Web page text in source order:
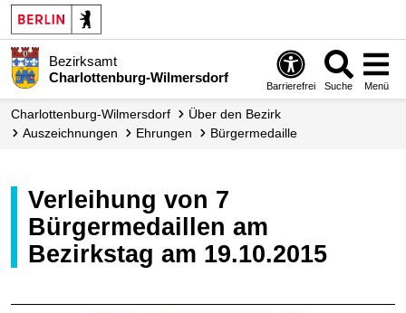
Bezirksamt
Charlottenburg-Wilmersdorf
Barrierefrei Suche Menü
Charlottenburg-Wilmersdorf
Über den Bezirk
Auszeichnungen
Ehrungen Bürgermedaille
Verleihung von 7
Bürgermedaillen am
Bezirkstag am 19.10.2015